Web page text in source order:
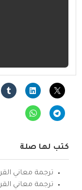
كتب لها صلة
ترجمة معاني
ترجمة معاني